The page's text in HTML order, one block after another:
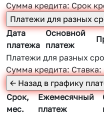
Сумма кредита:Срок
Дата
платежа
Основной
платеж
Платежи для разных
Сумма кредита:Ставка:
Срок,
мес.
Ежемесячный
платеж